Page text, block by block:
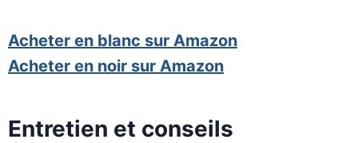
Acheter en blanc sur Amazon
Acheter en noir sur Amazon
Entretien et conseils